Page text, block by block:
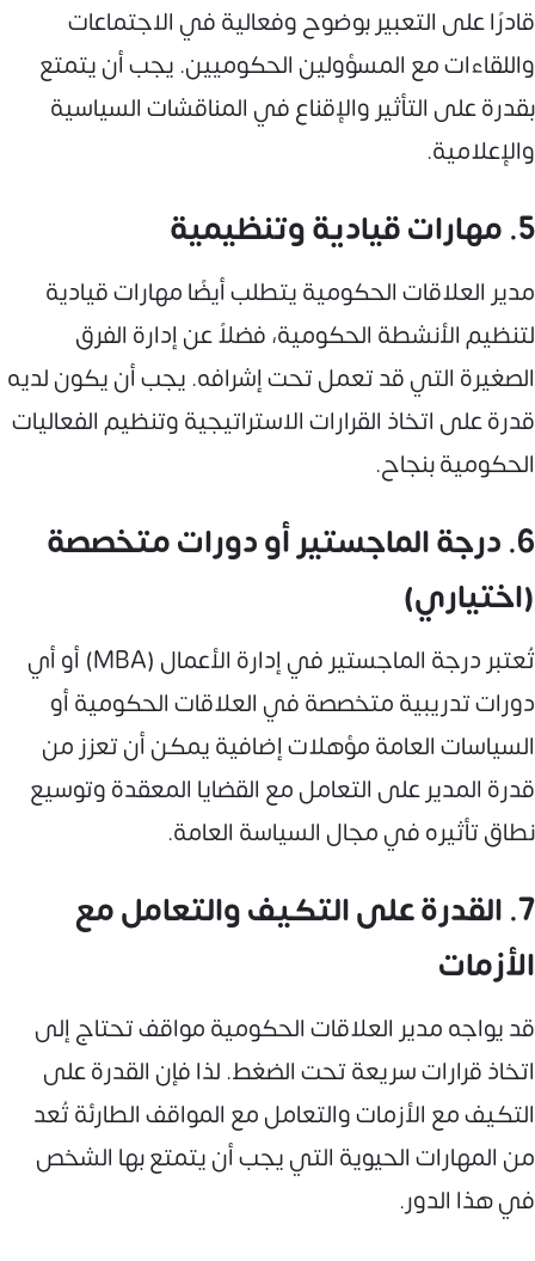
قادرًا على التعبير بوضوح وفعالية في الاجتماعات
واللقاءات مع المسؤولين الحكوميين. يجب أن يتمتع
بقدرة على التأثير والإقناع في المناقشات السياسية
والإعلامية.
5. مهارات قيادية وتنظيمية
مدير العلاقات الحكومية يتطلب أيضًا مهارات قيادية
لتنظيم الأنشطة الحكومية، فضلاً عن إدارة الفرق
الصغيرة التي قد تعمل تحت إشرافه. يجب أن يكون لديه
قدرة على اتخاذ القرارات الاستراتيجية وتنظيم الفعاليات
الحكومية بنجاح.
6. درجة الماجستير أو دورات متخصصة
(اختياري)
تُعتبر درجة الماجستير في إدارة الأعمال (MBA) أو أي
دورات تدريبية متخصصة في العلاقات الحكومية أو
السياسات العامة مؤهلات إضافية يمكن أن تعزز من
قدرة المدير على التعامل مع القضايا المعقدة وتوسيع
نطاق تأثيره في مجال السياسة العامة.
7. القدرة على التكيف والتعامل مع
الأزمات
قد يواجه مدير العلاقات الحكومية مواقف تحتاج إلى
اتخاذ قرارات سريعة تحت الضغط. لذا فإن القدرة على
التكيف مع الأزمات والتعامل مع المواقف الطارئة تُعد
من المهارات الحيوية التي يجب أن يتمتع بها الشخص
في هذا الدور.